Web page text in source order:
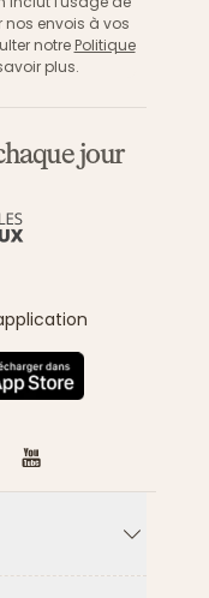
envois à vos
notre Politique
plus.
jour